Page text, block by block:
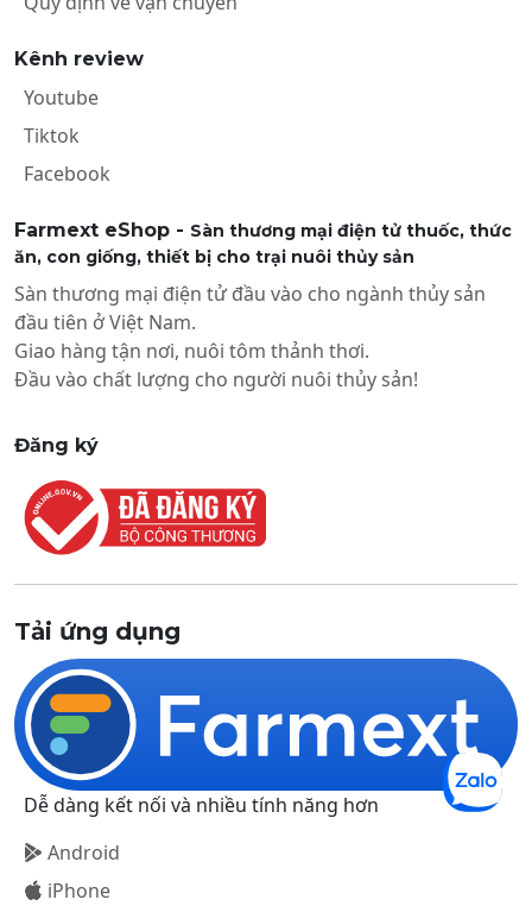
Kênh review
Youtube
Tiktok
Facebook
Farmext eShop - Sàn thương mại điện tử thuốc, thức
ăn, con giống, thiết bị cho trại nuôi thủy sản
Sàn thương mại điện tử đầu vào cho ngành thủy sản
đầu tiên ở Việt Nam.
Giao hàng tận nơi, nuôi tôm thảnh thơi.
Đầu vào chất lượng cho người nuôi thủy sản!
Đăng ký
Tải ứng dụng
Dễ dàng kết nối và nhiều tính năng hơn
Android
iPhone